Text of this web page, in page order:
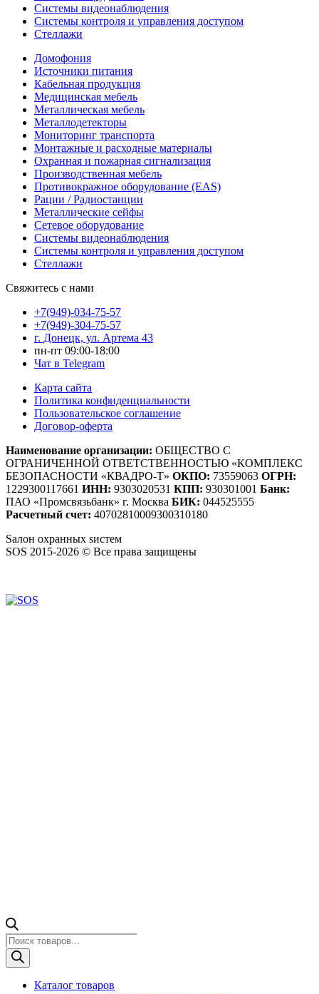
Системы видеонаблюдения
Системы контроля и управления доступом
Стеллажи
Домофония
Источники питания
Кабельная продукция
Медицинская мебель
Металлическая мебель
Металлодетекторы
Мониторинг транспорта
Монтажные и расходные материалы
Охранная и пожарная сигнализация
Производственная мебель
Противокражное оборудование (EAS)
Рации / Радиостанции
Металлические сейфы
Сетевое оборудование
Системы видеонаблюдения
Системы контроля и управления доступом
Стеллажи
Свяжитесь с нами
+7(949)-034-75-57
+7(949)-304-75-57
г. Донецк, ул. Артема 43
пн-пт 09:00-18:00
Чат в Telegram
Карта сайта
Политика конфиденциальности
Пользовательское соглашение
Договор-оферта
Наименование организации: ОБЩЕСТВО С
ОГРАНИЧЕННОЙ ОТВЕТСТВЕННОСТЬЮ «КОМПЛЕКС
БЕЗОПАСНОСТИ «КВАДРО-Т» ОКПО: 73559063 ОГРН:
1229300117661 ИНН: 9303020531 КПП: 930301001 Банк:
ПАО «Промсвязьбанк» г. Москва БИК: 044525555
Расчетный счет: 40702810009300310180
Sалон охранных sистем
SOS 2015-2026 © Все права защищены
Поиск
товаров
Каталог товаров